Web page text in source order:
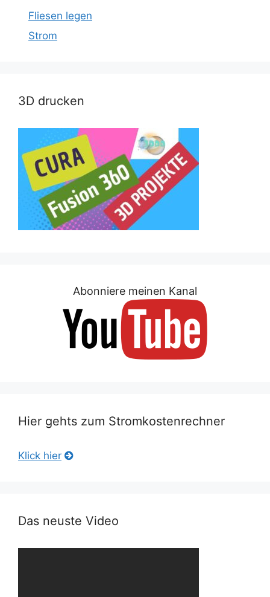
Fliesen legen
Strom
3D drucken
Abonniere meinen Kanal
Hier gehts zum Stromkostenrechner
Klick hier
Das neuste Video